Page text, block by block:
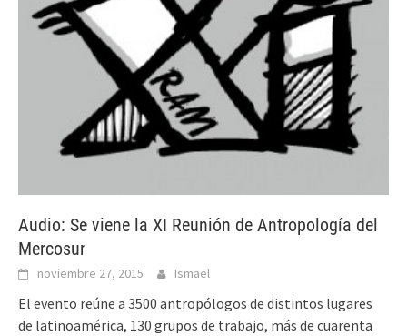
Audio: Se viene la XI Reunión de Antropología del
Mercosur
noviembre 27, 2015 Ismael
El evento reúne a 3500 antropólogos de distintos lugares
de latinoamérica, 130 grupos de trabajo, más de cuarenta